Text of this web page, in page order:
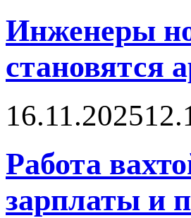
Инженеры
становятся
16.11.2025
Работа
зарплаты и